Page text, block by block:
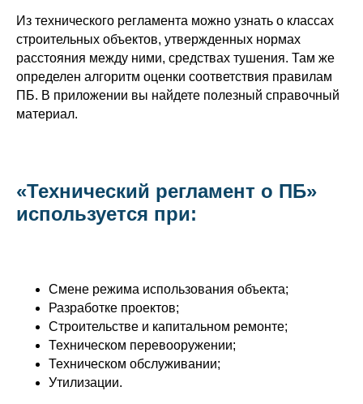
Из технического регламента можно узнать о классах
строительных объектов, утвержденных нормах
расстояния между ними, средствах тушения. Там же
определен алгоритм оценки соответствия правилам
ПБ. В приложении вы найдете полезный справочный
материал.
«Технический регламент о ПБ»
используется при:
Смене режима использования объекта;
Разработке проектов;
Строительстве и капитальном ремонте;
Техническом перевооружении;
Техническом обслуживании;
Утилизации.